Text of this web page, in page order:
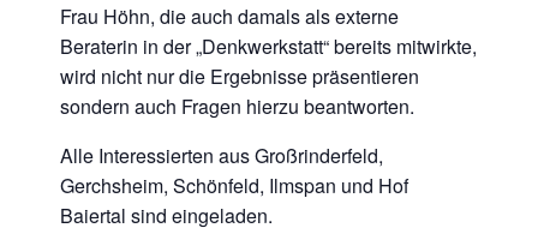
Frau Höhn, die auch damals als externe
Beraterin in der „Denkwerkstatt“ bereits mitwirkte,
wird nicht nur die Ergebnisse präsentieren
sondern auch Fragen hierzu beantworten.
Alle Interessierten aus Großrinderfeld,
Gerchsheim, Schönfeld, Ilmspan und Hof
Baiertal sind eingeladen.